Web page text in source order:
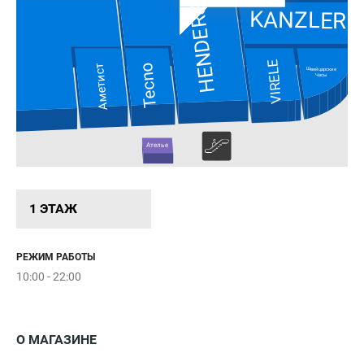
1 ЭТАЖ
РЕЖИМ РАБОТЫ
10:00 - 22:00
KANZLER
Швейцарские
Часы
VIRELE
HENDERSON
Tecno
Аметист
Ателье
О МАГАЗИНЕ